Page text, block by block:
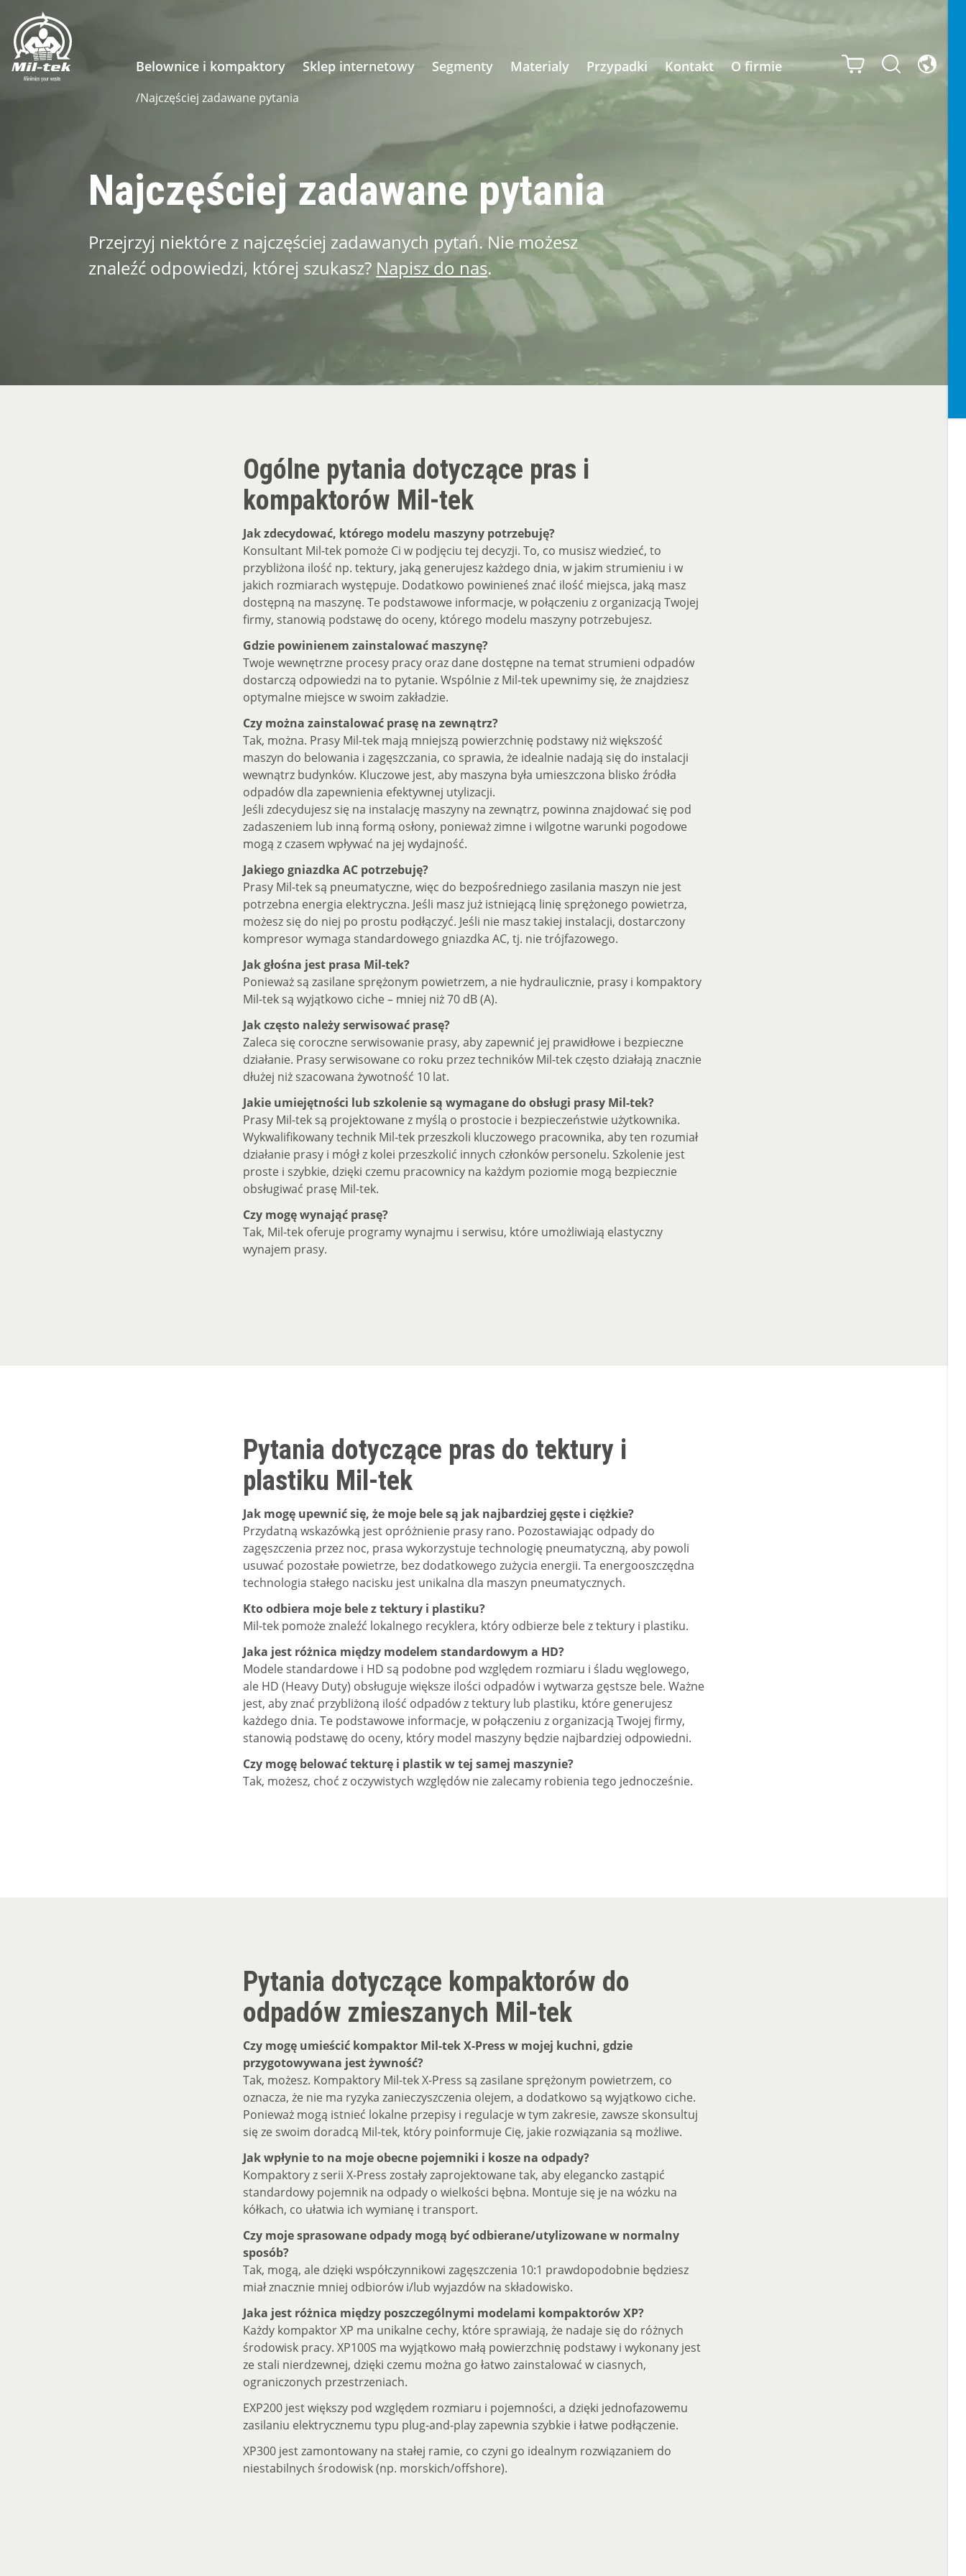
Belownice i kompaktory Sklep internetowy Segmenty Materialy Przypadki Kontakt O firmie
/Najczęściej zadawane pytania
Najczęściej zadawane pytania
Przejrzyj niektóre z najczęściej zadawanych pytań. Nie możesz
znaleźć odpowiedzi, której szukasz? Napisz do nas.
Ogólne pytania dotyczące pras i
kompaktorów Mil-tek
Jak zdecydować, którego modelu maszyny potrzebuję?
Konsultant Mil-tek pomoże Ci w podjęciu tej decyzji. To, co musisz wiedzieć, to
przybliżona ilość np. tektury, jaką generujesz każdego dnia, w jakim strumieniu i w
jakich rozmiarach występuje. Dodatkowo powinieneś znać ilość miejsca, jaką masz
dostępną na maszynę. Te podstawowe informacje, w połączeniu z organizacją Twojej
firmy, stanowią podstawę do oceny, którego modelu maszyny potrzebujesz.
Gdzie powinienem zainstalować maszynę?
Twoje wewnętrzne procesy pracy oraz dane dostępne na temat strumieni odpadów
dostarczą odpowiedzi na to pytanie. Wspólnie z Mil-tek upewnimy się, że znajdziesz
optymalne miejsce w swoim zakładzie.
Czy można zainstalować prasę na zewnątrz?
Tak, można. Prasy Mil-tek mają mniejszą powierzchnię podstawy niż większość
maszyn do belowania i zagęszczania, co sprawia, że idealnie nadają się do instalacji
wewnątrz budynków. Kluczowe jest, aby maszyna była umieszczona blisko źródła
odpadów dla zapewnienia efektywnej utylizacji.
Jeśli zdecydujesz się na instalację maszyny na zewnątrz, powinna znajdować się pod
zadaszeniem lub inną formą osłony, ponieważ zimne i wilgotne warunki pogodowe
mogą z czasem wpływać na jej wydajność.
Jakiego gniazdka AC potrzebuję?
Prasy Mil-tek są pneumatyczne, więc do bezpośredniego zasilania maszyn nie jest
potrzebna energia elektryczna. Jeśli masz już istniejącą linię sprężonego powietrza,
możesz się do niej po prostu podłączyć. Jeśli nie masz takiej instalacji, dostarczony
kompresor wymaga standardowego gniazdka AC, tj. nie trójfazowego.
Jak głośna jest prasa Mil-tek?
Ponieważ są zasilane sprężonym powietrzem, a nie hydraulicznie, prasy i kompaktory
Mil-tek są wyjątkowo ciche – mniej niż 70 dB (A).
Jak często należy serwisować prasę?
Zaleca się coroczne serwisowanie prasy, aby zapewnić jej prawidłowe i bezpieczne
działanie. Prasy serwisowane co roku przez techników Mil-tek często działają znacznie
dłużej niż szacowana żywotność 10 lat.
Jakie umiejętności lub szkolenie są wymagane do obsługi prasy Mil-tek?
Prasy Mil-tek są projektowane z myślą o prostocie i bezpieczeństwie użytkownika.
Wykwalifikowany technik Mil-tek przeszkoli kluczowego pracownika, aby ten rozumiał
działanie prasy i mógł z kolei przeszkolić innych członków personelu. Szkolenie jest
proste i szybkie, dzięki czemu pracownicy na każdym poziomie mogą bezpiecznie
obsługiwać prasę Mil-tek.
Czy mogę wynająć prasę?
Tak, Mil-tek oferuje programy wynajmu i serwisu, które umożliwiają elastyczny
wynajem prasy.
Pytania dotyczące pras do tektury i
plastiku Mil-tek
Jak mogę upewnić się, że moje bele są jak najbardziej gęste i ciężkie?
Przydatną wskazówką jest opróżnienie prasy rano. Pozostawiając odpady do
zagęszczenia przez noc, prasa wykorzystuje technologię pneumatyczną, aby powoli
usuwać pozostałe powietrze, bez dodatkowego zużycia energii. Ta energooszczędna
technologia stałego nacisku jest unikalna dla maszyn pneumatycznych.
Kto odbiera moje bele z tektury i plastiku?
Mil-tek pomoże znaleźć lokalnego recyklera, który odbierze bele z tektury i plastiku.
Jaka jest różnica między modelem standardowym a HD?
Modele standardowe i HD są podobne pod względem rozmiaru i śladu węglowego,
ale HD (Heavy Duty) obsługuje większe ilości odpadów i wytwarza gęstsze bele. Ważne
jest, aby znać przybliżoną ilość odpadów z tektury lub plastiku, które generujesz
każdego dnia. Te podstawowe informacje, w połączeniu z organizacją Twojej firmy,
stanowią podstawę do oceny, który model maszyny będzie najbardziej odpowiedni.
Czy mogę belować tekturę i plastik w tej samej maszynie?
Tak, możesz, choć z oczywistych względów nie zalecamy robienia tego jednocześnie.
Pytania dotyczące kompaktorów do
odpadów zmieszanych Mil-tek
Czy mogę umieścić kompaktor Mil-tek X-Press w mojej kuchni, gdzie
przygotowywana jest żywność?
Tak, możesz. Kompaktory Mil-tek X-Press są zasilane sprężonym powietrzem, co
oznacza, że nie ma ryzyka zanieczyszczenia olejem, a dodatkowo są wyjątkowo ciche.
Ponieważ mogą istnieć lokalne przepisy i regulacje w tym zakresie, zawsze skonsultuj
się ze swoim doradcą Mil-tek, który poinformuje Cię, jakie rozwiązania są możliwe.
Jak wpłynie to na moje obecne pojemniki i kosze na odpady?
Kompaktory z serii X-Press zostały zaprojektowane tak, aby elegancko zastąpić
standardowy pojemnik na odpady o wielkości bębna. Montuje się je na wózku na
kółkach, co ułatwia ich wymianę i transport.
Czy moje sprasowane odpady mogą być odbierane/utylizowane w normalny
sposób?
Tak, mogą, ale dzięki współczynnikowi zagęszczenia 10:1 prawdopodobnie będziesz
miał znacznie mniej odbiorów i/lub wyjazdów na składowisko.
Jaka jest różnica między poszczególnymi modelami kompaktorów XP?
Każdy kompaktor XP ma unikalne cechy, które sprawiają, że nadaje się do różnych
środowisk pracy. XP100S ma wyjątkowo małą powierzchnię podstawy i wykonany jest
ze stali nierdzewnej, dzięki czemu można go łatwo zainstalować w ciasnych,
ograniczonych przestrzeniach.
EXP200 jest większy pod względem rozmiaru i pojemności, a dzięki jednofazowemu
zasilaniu elektrycznemu typu plug-and-play zapewnia szybkie i łatwe podłączenie.
XP300 jest zamontowany na stałej ramie, co czyni go idealnym rozwiązaniem do
niestabilnych środowisk (np. morskich/offshore).